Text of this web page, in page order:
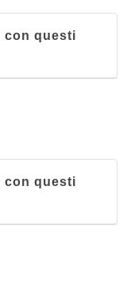
con questi
con questi